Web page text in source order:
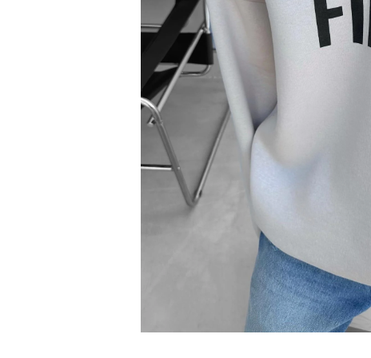
Bisiklet Yaka T-Shirt
Pamuklu T-Shirt
Spor Atleti
Hırka
Kazak